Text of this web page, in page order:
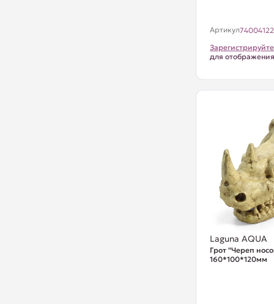
Артикул74004122
для
Laguna AQUA
Грот "Череп
160*100*120мм